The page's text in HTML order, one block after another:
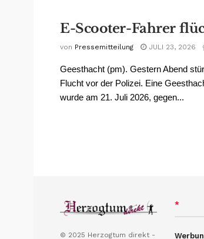
E-Scooter-Fahrer
von Pressemitteilung JULI 23, 2026
Geesthacht (pm). Gestern Abend
Flucht vor der Polizei. Eine
wurde am 21. Juli 2026, gegen...
© 2025 Herzogtum direkt -
*